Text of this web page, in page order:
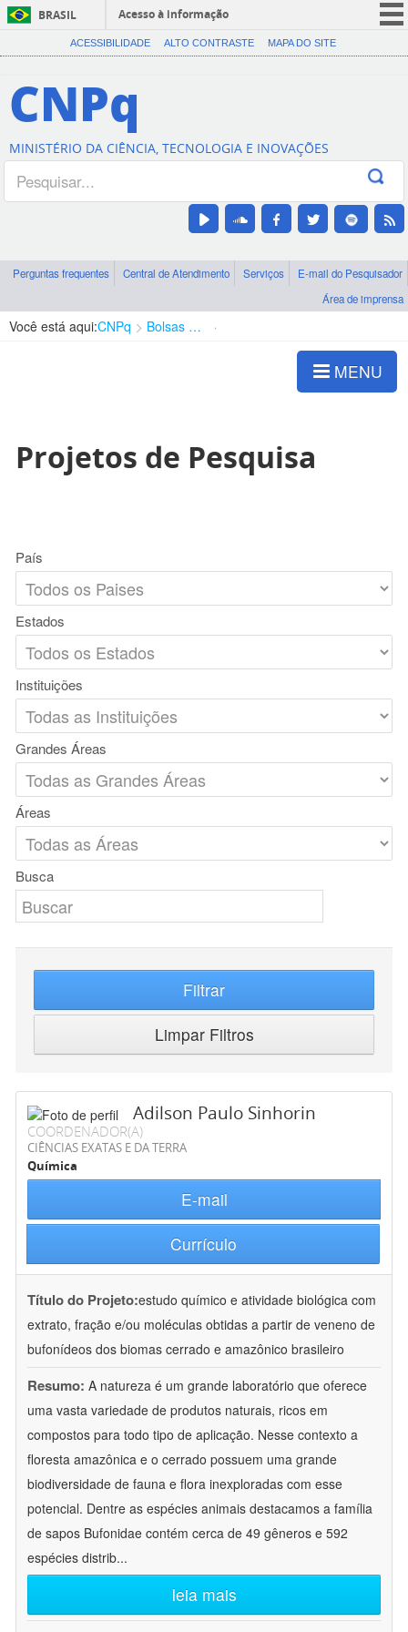
BRASIL
Acesso à informação
CORONAVÍRUS (COVID-19)
Canais
ACESSIBILIDADE ALTO CONTRASTE MAPA DO SITE
CNPq
MINISTÉRIO DA CIÊNCIA, TECNOLOGIA E INOVAÇÕES
Perguntas frequentes Central de Atendimento Serviços
E-mail do Pesquisador
Área de imprensa
Você está aqui:CNPq Bolsas e Auxílios Vigentes
MENU
Projetos de Pesquisa
País
Estados
Instituições
Grandes Áreas
Áreas
Busca
Filtrar
Limpar Filtros
Adilson Paulo Sinhorin
COORDENADOR(A)
CIÊNCIAS EXATAS E DA TERRA
Química
E-mail
Currículo
Título do Projeto:estudo químico e atividade biológica com
extrato, fração e/ou moléculas obtidas a partir de veneno de
bufonídeos dos biomas cerrado e amazônico brasileiro
Resumo: A natureza é um grande laboratório que oferece
uma vasta variedade de produtos naturais, ricos em
compostos para todo tipo de aplicação. Nesse contexto a
floresta amazônica e o cerrado possuem uma grande
biodiversidade de fauna e flora inexploradas com esse
potencial. Dentre as espécies animais destacamos a família
de sapos Bufonidae contém cerca de 49 gêneros e 592
espécies distrib...
leia mais